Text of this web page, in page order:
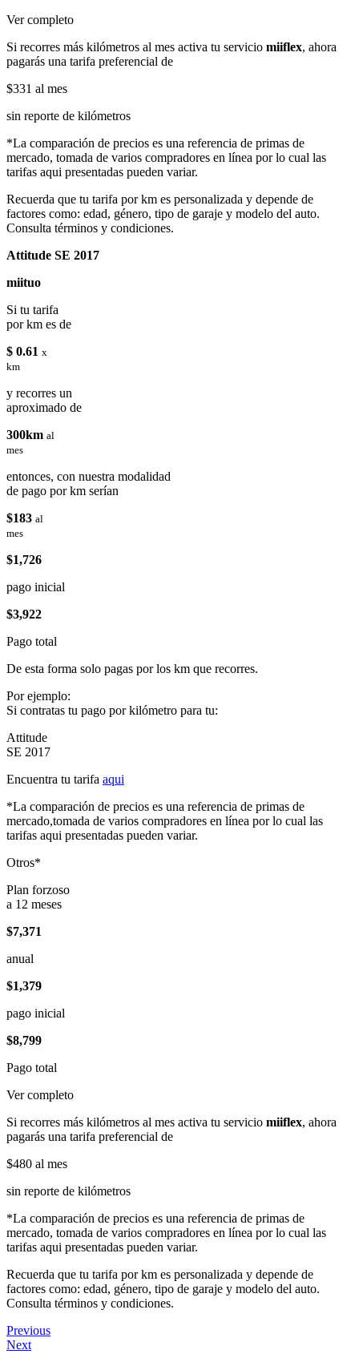
Ver completo
Si recorres más kilómetros al mes activa tu servicio miiflex, ahora
pagarás una tarifa preferencial de
$331 al mes
sin reporte de kilómetros
*La comparación de precios es una referencia de primas de
mercado, tomada de varios compradores en línea por lo cual las
tarifas aqui presentadas pueden variar.
Recuerda que tu tarifa por km es personalizada y depende de
factores como: edad, género, tipo de garaje y modelo del auto.
Consulta términos y condiciones.
Attitude SE 2017
miituo
Si tu tarifa
por km es de
$ 0.61 x
km
y recorres un
aproximado de
300km al
mes
entonces, con nuestra modalidad
de pago por km serían
$183 al
mes
$1,726
pago inicial
$3,922
Pago total
De esta forma solo pagas por los km que recorres.
Por ejemplo:
Si contratas tu pago por kilómetro para tu:
Attitude
SE 2017
Encuentra tu tarifa aqui
*La comparación de precios es una referencia de primas de
mercado,tomada de varios compradores en línea por lo cual las
tarifas aqui presentadas pueden variar.
Otros*
Plan forzoso
a 12 meses
$7,371
anual
$1,379
pago inicial
$8,799
Pago total
Ver completo
Si recorres más kilómetros al mes activa tu servicio miiflex, ahora
pagarás una tarifa preferencial de
$480 al mes
sin reporte de kilómetros
*La comparación de precios es una referencia de primas de
mercado, tomada de varios compradores en línea por lo cual las
tarifas aqui presentadas pueden variar.
Recuerda que tu tarifa por km es personalizada y depende de
factores como: edad, género, tipo de garaje y modelo del auto.
Consulta términos y condiciones.
Previous
Next